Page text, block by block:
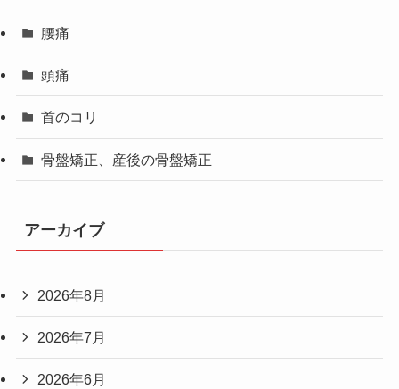
腰痛
頭痛
首のコリ
骨盤矯正、産後の骨盤矯正
アーカイブ
2026年8月
2026年7月
2026年6月